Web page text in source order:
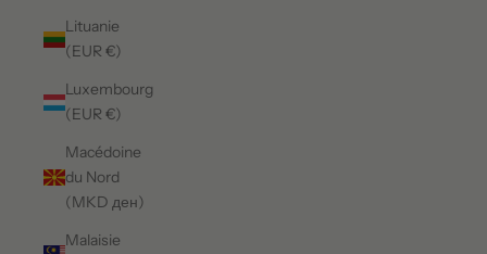
Lituanie
(EUR €)
Luxembourg
(EUR €)
Macédoine
du Nord
(MKD ден)
Malaisie